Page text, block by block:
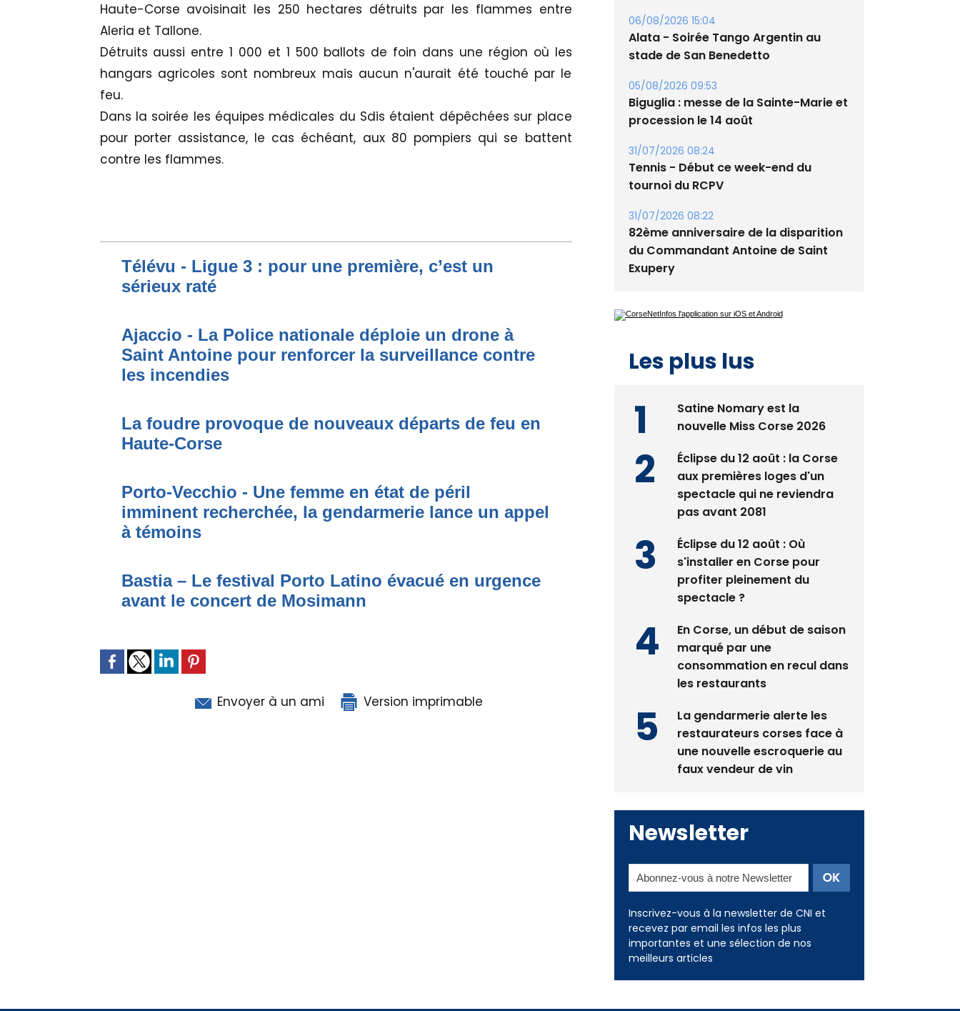
Haute-Corse avoisinait les 250 hectares détruits par les flammes entre
Aleria et Tallone.
Détruits aussi entre 1 000 et 1 500 ballots de foin dans une région où les
hangars agricoles sont nombreux mais aucun n'aurait été touché par le
feu.
Dans la soirée les équipes médicales du Sdis étaient dépêchées sur place
pour porter assistance, le cas échéant, aux 80 pompiers qui se battent
contre les flammes.
Télévu - Ligue 3 : pour une première, c’est un
sérieux raté
Ajaccio - La Police nationale déploie un drone à
Saint Antoine pour renforcer la surveillance contre
les incendies
La foudre provoque de nouveaux départs de feu en
Haute-Corse
Porto-Vecchio - Une femme en état de péril
imminent recherchée, la gendarmerie lance un appel
à témoins
Bastia – Le festival Porto Latino évacué en urgence
avant le concert de Mosimann
Envoyer à un ami Version imprimable
stade de San Benedetto
05/08/2026 09:53
procession le 14 août
31/07/2026 08:24
Tennis - Début ce week-end du
tournoi du RCPV
31/07/2026 08:22
du Commandant Antoine de Saint
Exupery
Les plus lus
Satine Nomary est la
Éclipse du 12 août : la Corse
spectacle qui ne reviendra
pas avant 2081
Éclipse du 12 août : Où
profiter pleinement du
spectacle ?
En Corse, un début de saison
consommation en recul dans
les restaurants
La gendarmerie alerte les
une nouvelle escroquerie au
faux vendeur de vin
Inscrivez-vous à la newsletter de CNI et
recevez par email les infos les plus
importantes et une sélection de nos